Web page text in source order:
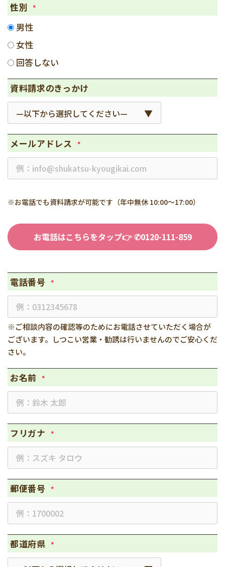
性別 *
男性
女性
回答しない
資料請求のきっかけ
メールアドレス *
※お電話でも資料請求が可能です（年中無休 10:00～17:00）
お電話はこちらをタップ👉 ✆0120-111-859
電話番号 *
※ご相談内容の確認等のためにお電話させていただく場合が
ございます。しつこい営業・勧誘は行いませんのでご安心くだ
さい。
お名前 *
フリガナ *
郵便番号 *
都道府県 *